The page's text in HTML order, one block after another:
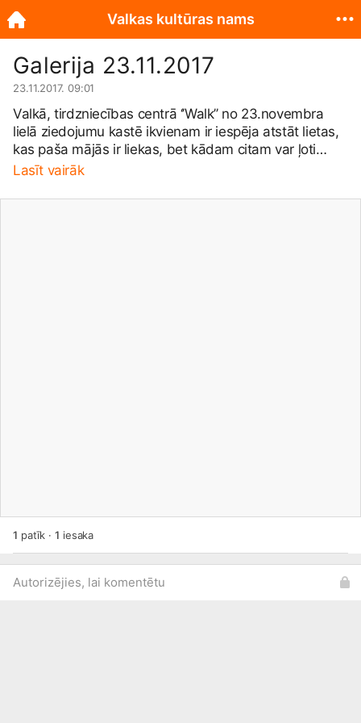
Galerija 23.11.2017
23.11.2017. 09:01
Valkā, tirdzniecības centrā ‘’Walk’’ no 23.novembra
lielā ziedojumu kastē ikvienam ir iespēja atstāt lietas,
kas paša mājās ir liekas, bet kādam citam var ļoti
noderēt. Varbūt ir trauki, kurus nelietojat, drēbes, kas
saglabājušies, bet vairs neder? Ticiet, ka ir kāds, kuru
Lasīt vairāk
1 patīk ·1 iesaka
Autorizējies, lai komentētu
Valkas kultūras nams